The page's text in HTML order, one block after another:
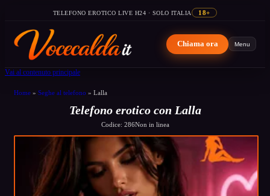
TELEFONO EROTICO LIVE H24 · SOLO ITALIA 18+
Chiama ora Menu
Vai al contenuto principale
Home » Seghe al telefono » Lalla
Telefono erotico con Lalla
Codice: 286Non in linea